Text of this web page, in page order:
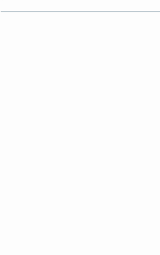
Computer Science Department,